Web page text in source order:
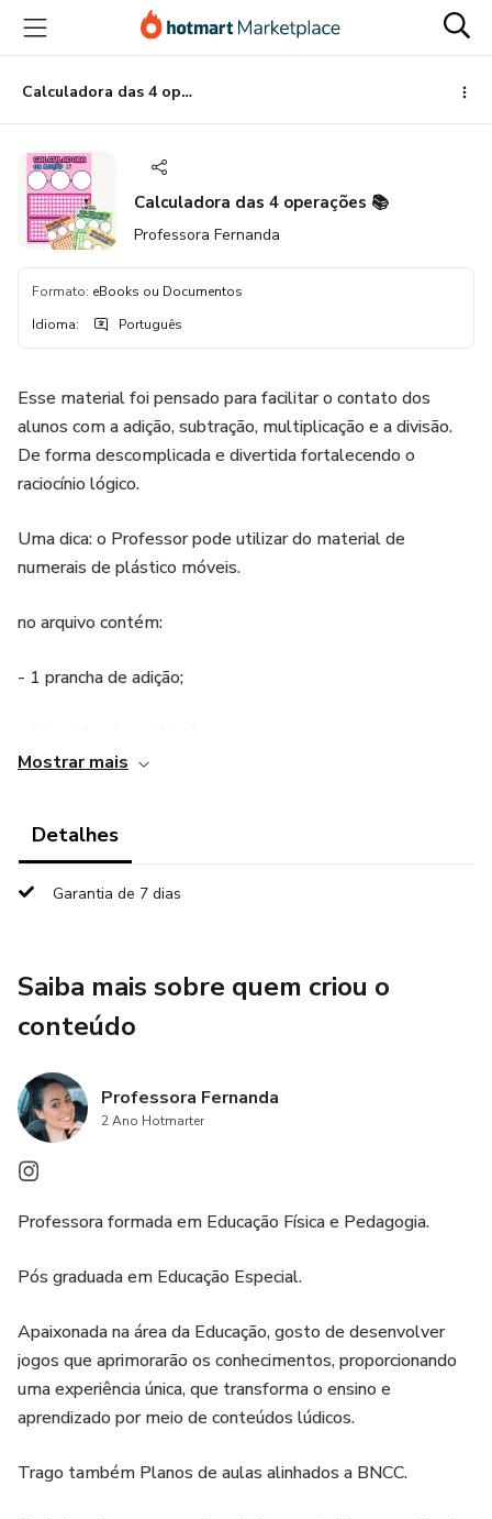
para
conteúdo
principal
para
pagamento
para
rodapé
Calculadora das 4 operações 📚
Calculadora das 4 operações 📚
Professora Fernanda
Formato: eBooks ou Documentos
Idioma: Português
Esse material foi pensado para facilitar o contato dos
alunos com a adição, subtração, multiplicação e a divisão.
De forma descomplicada e divertida fortalecendo o
raciocínio lógico.
Uma dica: o Professor pode utilizar do material de
numerais de plástico móveis.
no arquivo contém:
- 1 prancha de adição;
- 1 prancha de divisão.
Material em PDF. Para maior durabilidade do material,
Mostrar mais
Detalhes
Garantia de 7 dias
Saiba mais sobre quem criou o
conteúdo
Professora Fernanda
2 Ano Hotmarter
Professora formada em Educação Física e Pedagogia.
Pós graduada em Educação Especial.
Apaixonada na área da Educação, gosto de desenvolver
jogos que aprimorarão os conhecimentos, proporcionando
uma experiência única, que transforma o ensino e
aprendizado por meio de conteúdos lúdicos.
Trago também Planos de aulas alinhados a BNCC.